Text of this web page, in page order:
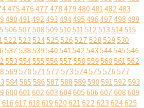
475476477478479480481482483
490491492493494495496497498499
506507508509510511512513514515
522523524525526527528529530
537538539540541542543544545546
553554555556557558559560561562
569570571572573574575576577
584585586587588589590591592593
600601602603604605606607608609
616617618619620621622623624625